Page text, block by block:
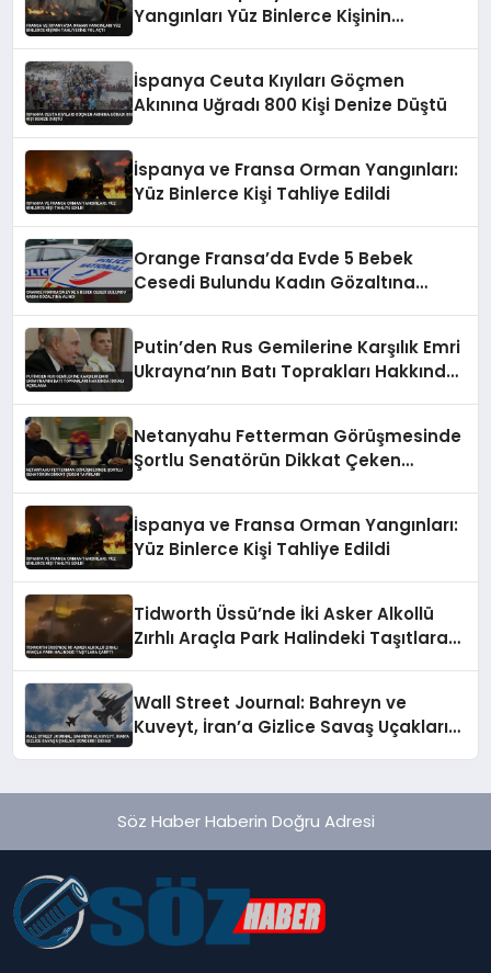
Yangınları Yüz Binlerce Kişinin
İspanya Ceuta Kıyıları Göçmen
Akınına Uğradı 800 Kişi Denize Düştü
İspanya ve Fransa Orman Yangınları:
Yüz Binlerce Kişi Tahliye Edildi
Orange Fransa’da Evde 5 Bebek
Cesedi Bulundu Kadın Gözaltına
Putin’den Rus Gemilerine Karşılık Emri
Ukrayna’nın Batı Toprakları Hakkında
Netanyahu Fetterman Görüşmesinde
Şortlu Senatörün Dikkat Çeken
İspanya ve Fransa Orman Yangınları:
Yüz Binlerce Kişi Tahliye Edildi
Tidworth Üssü’nde İki Asker Alkollü
Zırhlı Araçla Park Halindeki Taşıtlara
Wall Street Journal: Bahreyn ve
Kuveyt, İran’a Gizlice Savaş Uçakları
Söz Haber Haberin Doğru Adresi